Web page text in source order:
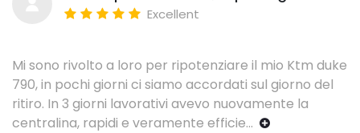
Excellent
Mi sono rivolto a loro per ripotenziare il mio Ktm duke
790, in pochi giorni ci siamo accordati sul giorno del
ritiro. In 3 giorni lavorativi avevo nuovamente la
centralina, rapidi e veramente efficie...